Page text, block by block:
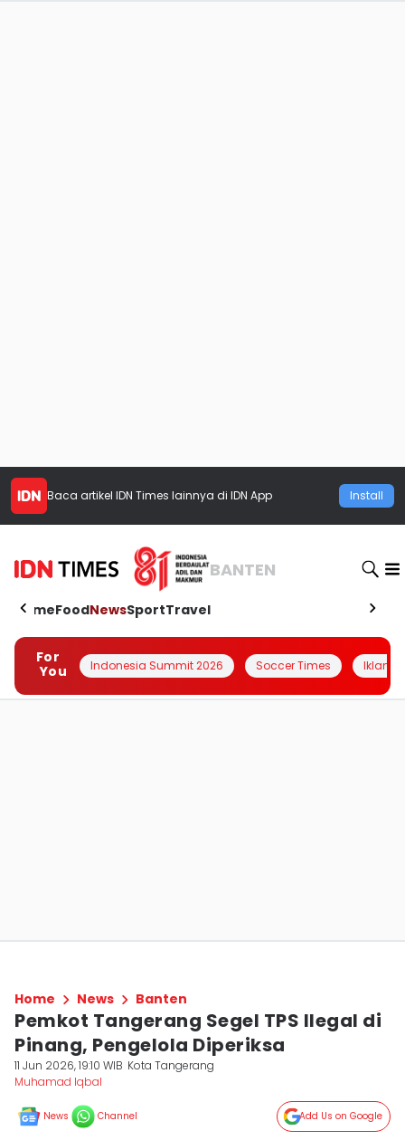
Baca artikel IDN Times lainnya di IDN App Install
BANTEN
HomeFoodNewsSportTravel
For
You
Indonesia Summit 2026 Soccer Times Iklanin
Home News Banten
Pemkot Tangerang Segel TPS Ilegal di
Pinang, Pengelola Diperiksa
11 Jun 2026, 19:10 WIB Kota Tangerang
Muhamad Iqbal
News Channel Add Us on Google